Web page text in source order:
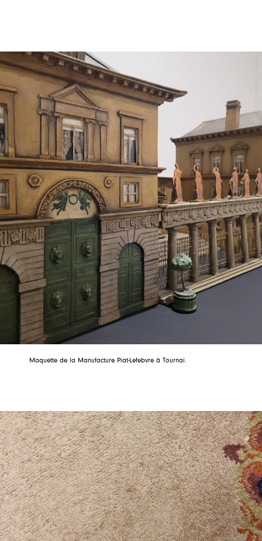
Maquette de la Manufacture Piat-Lefebvre à Tournai.